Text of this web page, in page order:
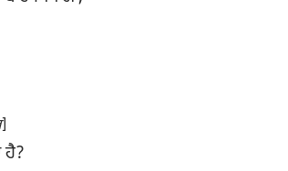
]
ਹੈ?